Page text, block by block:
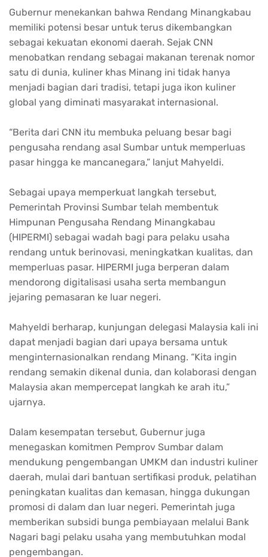
Gubernur menekankan bahwa Rendang Minangkabau
memiliki potensi besar untuk terus dikembangkan
sebagai kekuatan ekonomi daerah. Sejak CNN
menobatkan rendang sebagai makanan terenak nomor
satu di dunia, kuliner khas Minang ini tidak hanya
menjadi bagian dari tradisi, tetapi juga ikon kuliner
global yang diminati masyarakat internasional.
“Berita dari CNN itu membuka peluang besar bagi
pengusaha rendang asal Sumbar untuk memperluas
pasar hingga ke mancanegara,” lanjut Mahyeldi.
Sebagai upaya memperkuat langkah tersebut,
Pemerintah Provinsi Sumbar telah membentuk
Himpunan Pengusaha Rendang Minangkabau
(HIPERMI) sebagai wadah bagi para pelaku usaha
rendang untuk berinovasi, meningkatkan kualitas, dan
memperluas pasar. HIPERMI juga berperan dalam
mendorong digitalisasi usaha serta membangun
jejaring pemasaran ke luar negeri.
Mahyeldi berharap, kunjungan delegasi Malaysia kali ini
dapat menjadi bagian dari upaya bersama untuk
menginternasionalkan rendang Minang. “Kita ingin
rendang semakin dikenal dunia, dan kolaborasi dengan
Malaysia akan mempercepat langkah ke arah itu,”
ujarnya.
Dalam kesempatan tersebut, Gubernur juga
menegaskan komitmen Pemprov Sumbar dalam
mendukung pengembangan UMKM dan industri kuliner
daerah, mulai dari bantuan sertifikasi produk, pelatihan
peningkatan kualitas dan kemasan, hingga dukungan
promosi di dalam dan luar negeri. Pemerintah juga
memberikan subsidi bunga pembiayaan melalui Bank
Nagari bagi pelaku usaha yang membutuhkan modal
pengembangan.